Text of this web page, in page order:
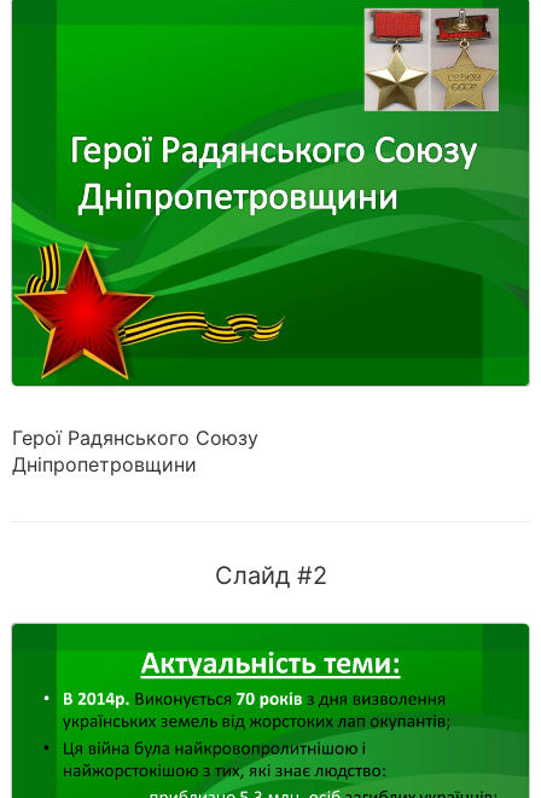
Герої Радянського Союзу
Дніпропетровщини
Слайд #2